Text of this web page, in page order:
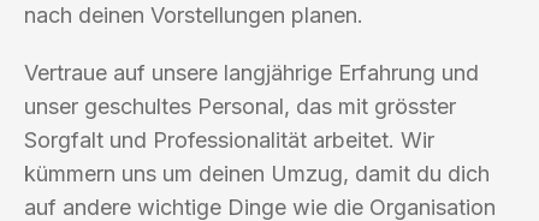
nach deinen Vorstellungen planen.
Vertraue auf unsere langjährige Erfahrung und
unser geschultes Personal, das mit grösster
Sorgfalt und Professionalität arbeitet. Wir
kümmern uns um deinen Umzug, damit du dich
auf andere wichtige Dinge wie die Organisation